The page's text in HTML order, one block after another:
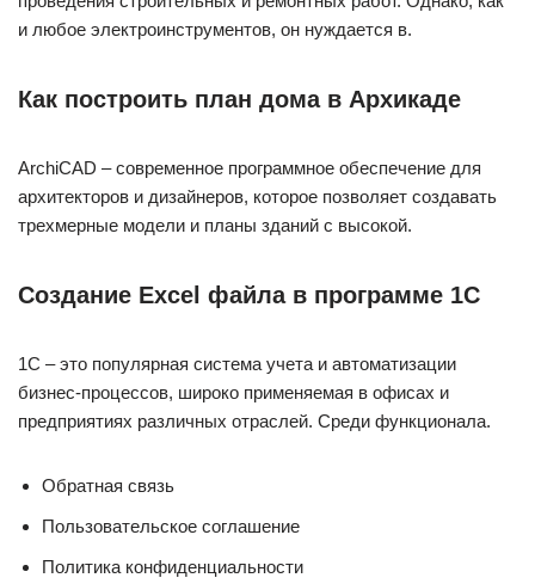
и любое электроинструментов, он нуждается в.
Как построить план дома в Архикаде
ArchiCAD – современное программное обеспечение для
архитекторов и дизайнеров, которое позволяет создавать
трехмерные модели и планы зданий с высокой.
Создание Excel файла в программе 1С
1С – это популярная система учета и автоматизации
бизнес-процессов, широко применяемая в офисах и
предприятиях различных отраслей. Среди функционала.
Обратная связь
Пользовательское соглашение
Политика конфиденциальности